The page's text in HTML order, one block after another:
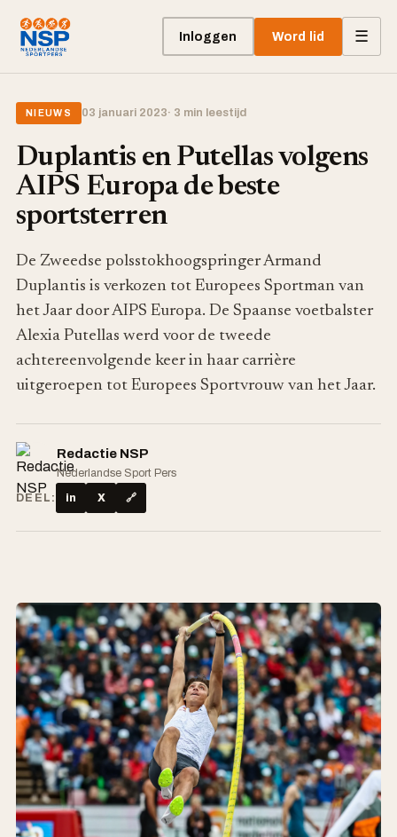
Inloggen Word lid ☰
NIEUWS 03 januari 2023· 3 min leestijd
Duplantis en Putellas volgens
AIPS Europa de beste
sportsterren
De Zweedse polsstokhoogspringer Armand
Duplantis is verkozen tot Europees Sportman van
het Jaar door AIPS Europa. De Spaanse voetbalster
Alexia Putellas werd voor de tweede
achtereenvolgende keer in haar carrière
uitgeroepen tot Europees Sportvrouw van het Jaar.
Redactie NSP
Nederlandse Sport Pers
DEEL:
in X 🔗